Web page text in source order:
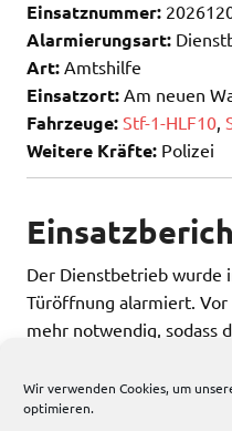
Wir verwenden Cookies, um
optimieren.
Einsatznummer:
Alarmierungsart:
Art: Amtshilfe
Einsatzort: Am neuen
Fahrzeuge: Stf-1-HLF10
Weitere Kräfte: Polizei
Der Dienstbetrieb wurde
Türöffnung alarmiert.
mehr notwendig, sodass
156 total views